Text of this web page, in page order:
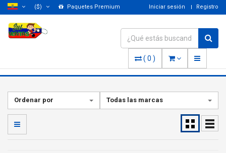
($) Paquetes Premium Iniciar sesión Registro
( 0 )
Ordenar por Todas las marcas